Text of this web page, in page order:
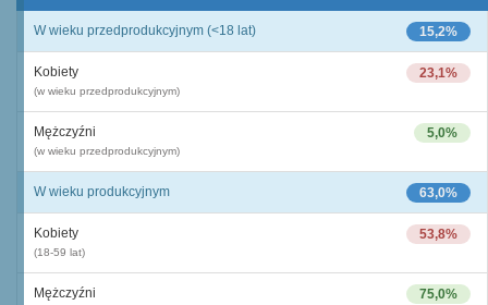
15,2%
W wieku przedprodukcyjnym (<18 lat)
23,1%
Kobiety
(w wieku przedprodukcyjnym)
5,0%
Mężczyźni
(w wieku przedprodukcyjnym)
63,0%
W wieku produkcyjnym
53,8%
Kobiety
(18-59 lat)
75,0%
Mężczyźni